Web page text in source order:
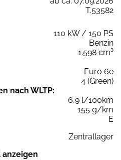
T.53582
110 kW / 150 PS
Benzin
1.598 cm³
Euro 6e
4 (Green)
nach WLTP:
6,9 l/100km
155 g/km
E
Zentrallager
anzeigen